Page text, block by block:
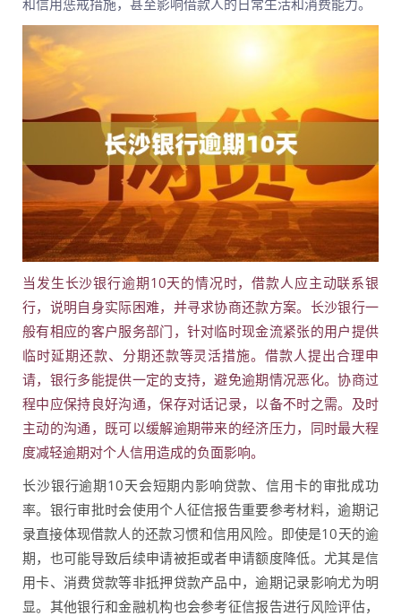
当发生长沙银行逾期10天的情况时，借款人应主动联系银
行，说明自身实际困难，并寻求协商还款方案。长沙银行一
般有相应的客户服务部门，针对临时现金流紧张的用户提供
临时延期还款、分期还款等灵活措施。借款人提出合理申
请，银行多能提供一定的支持，避免逾期情况恶化。协商过
程中应保持良好沟通，保存对话记录，以备不时之需。及时
主动的沟通，既可以缓解逾期带来的经济压力，同时最大程
度减轻逾期对个人信用造成的负面影响。
长沙银行逾期10天会短期内影响贷款、信用卡的审批成功
率。银行审批时会使用个人征信报告重要参考材料，逾期记
录直接体现借款人的还款习惯和信用风险。即使是10天的逾
期，也可能导致后续申请被拒或者申请额度降低。尤其是信
用卡、消费贷款等非抵押贷款产品中，逾期记录影响尤为明
显。其他银行和金融机构也会参考征信报告进行风险评估，